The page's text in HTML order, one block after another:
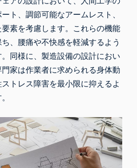
ト、調節可能なアームレスト、
素を考慮します。これらの機能
、腰痛や不快感を軽減するよう
同様に、製造設備の設計におい
家は作業者に求められる身体動
トレス障害を最小限に抑えるよ